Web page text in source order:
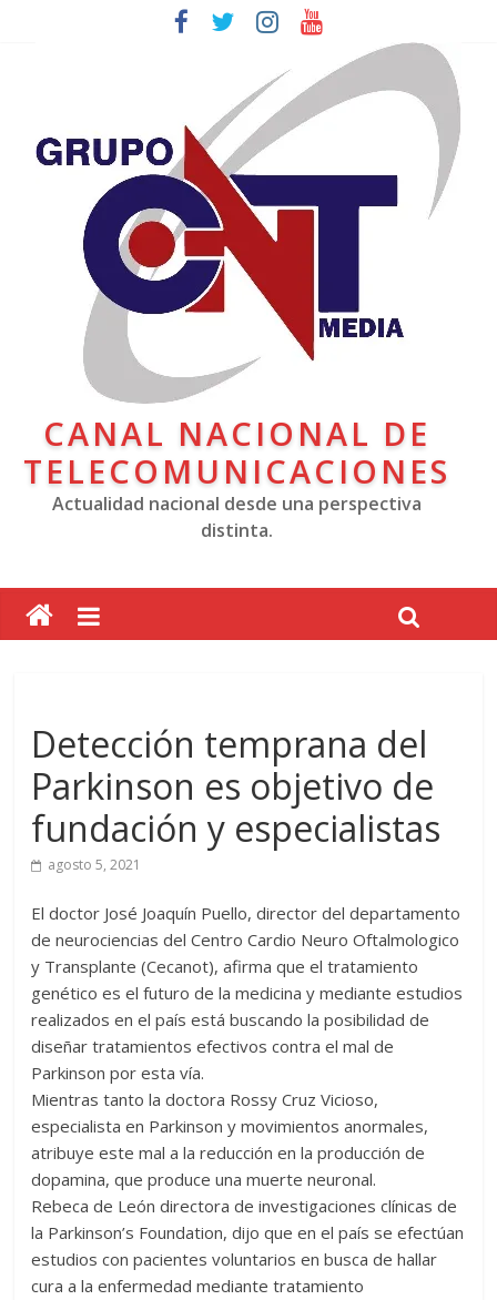
CANAL NACIONAL DE
TELECOMUNICACIONES
Actualidad nacional desde una perspectiva
distinta.
Detección temprana del
Parkinson es objetivo de
fundación y especialistas
agosto 5, 2021
El doctor José Joaquín Puello, director del departamento
de neurociencias del Centro Cardio Neuro Oftalmologico
y Transplante (Cecanot), afirma que el tratamiento
genético es el futuro de la medicina y mediante estudios
realizados en el país está buscando la posibilidad de
diseñar tratamientos efectivos contra el mal de
Parkinson por esta vía.
Mientras tanto la doctora Rossy Cruz Vicioso,
especialista en Parkinson y movimientos anormales,
atribuye este mal a la reducción en la producción de
dopamina, que produce una muerte neuronal.
Rebeca de León directora de investigaciones clínicas de
la Parkinson’s Foundation, dijo que en el país se efectúan
estudios con pacientes voluntarios en busca de hallar
cura a la enfermedad mediante tratamiento